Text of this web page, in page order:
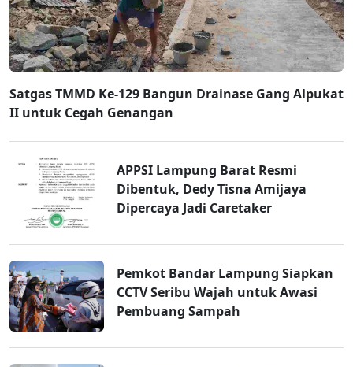
Satgas TMMD Ke-129 Bangun Drainase Gang Alpukat
II untuk Cegah Genangan
APPSI Lampung Barat Resmi
Dibentuk, Dedy Tisna Amijaya
Dipercaya Jadi Caretaker
Pemkot Bandar Lampung Siapkan
CCTV Seribu Wajah untuk Awasi
Pembuang Sampah